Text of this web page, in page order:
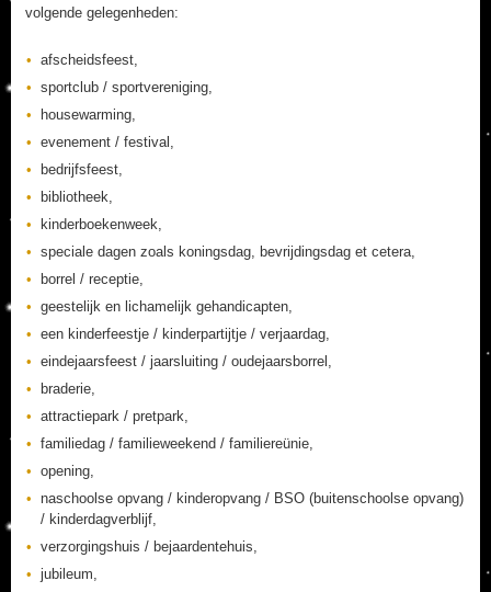
volgende gelegenheden:
afscheidsfeest,
sportclub / sportvereniging,
housewarming,
evenement / festival,
bedrijfsfeest,
bibliotheek,
kinderboekenweek,
speciale dagen zoals koningsdag, bevrijdingsdag et cetera,
borrel / receptie,
geestelijk en lichamelijk gehandicapten,
een kinderfeestje / kinderpartijtje / verjaardag,
eindejaarsfeest / jaarsluiting / oudejaarsborrel,
braderie,
attractiepark / pretpark,
familiedag / familieweekend / familiereünie,
opening,
naschoolse opvang / kinderopvang / BSO (buitenschoolse opvang)
/ kinderdagverblijf,
verzorgingshuis / bejaardentehuis,
jubileum,